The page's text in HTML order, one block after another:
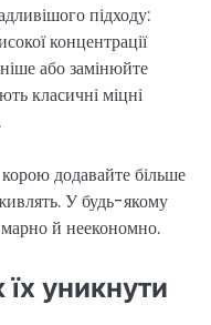
підходу:
концентрації
або замінюйте
класичні міцні
додавайте більше
У будь-якому
й неекономно.
уникнути